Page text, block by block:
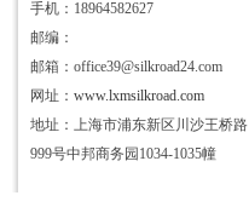
手机：18964582627
邮编：
邮箱：office39@silkroad24.com
网址： www.lxmsilkroad.com
地址：上海市浦东新区川沙王桥路
999号中邦商务园1034-1035幢